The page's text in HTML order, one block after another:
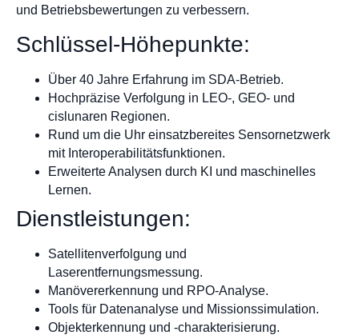
und Betriebsbewertungen zu verbessern.
Schlüssel-Höhepunkte:
Über 40 Jahre Erfahrung im SDA-Betrieb.
Hochpräzise Verfolgung in LEO-, GEO- und
cislunaren Regionen.
Rund um die Uhr einsatzbereites Sensornetzwerk
mit Interoperabilitätsfunktionen.
Erweiterte Analysen durch KI und maschinelles
Lernen.
Dienstleistungen:
Satellitenverfolgung und
Laserentfernungsmessung.
Manövererkennung und RPO-Analyse.
Tools für Datenanalyse und Missionssimulation.
Objekterkennung und -charakterisierung.